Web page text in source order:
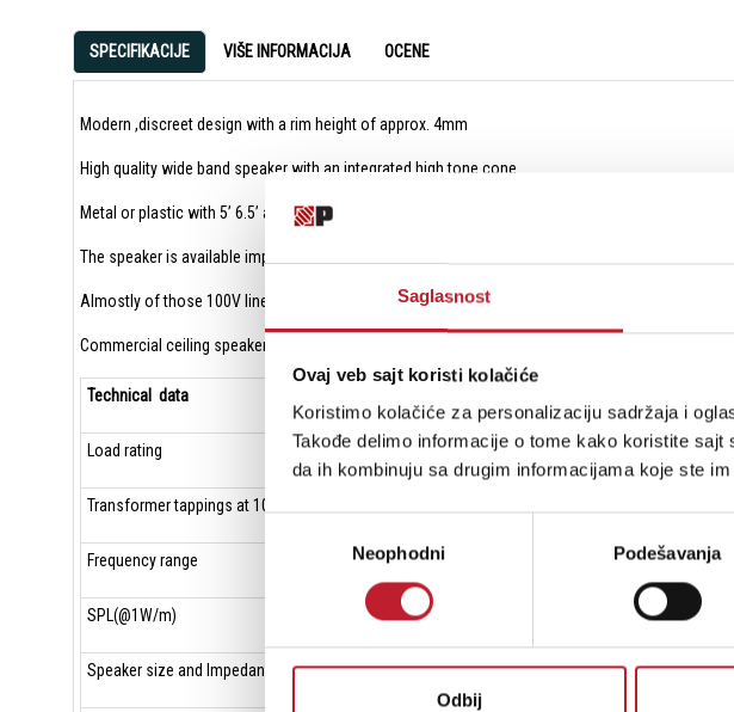
Saglasnost
Ovaj veb sajt koristi kolačiće
Koristimo kolačiće za personalizaciju sadržaja i
Takođe delimo informacije o tome kako koristite
da ih kombinuju sa drugim informacijama koje ste
сагласностиNeophodni Podešavanja
Odbij
SPECIFIKACIJE VIŠE INFORMACIJA OCENE
Modern ,discreet design with a rim height of approx. 4mm
High quality wide band speaker with an integrated high tone cone
Metal or plastic with 5’ 6.5’ and 8’ size available
The speaker is available impregnated with a specially prepared chassis and matching 100v line
Almostly of those 100V line ceiling speakers applying for indoor community ceiling speaker
Commercial ceiling speaker system for surround sound using for home ceiling speaker system
Technical data
Load rating 6 W
Transformer tappings at 100 v
Frequency range
SPL(@1W/m)
Speaker size and Impedance 5 INCH / 8 ohms